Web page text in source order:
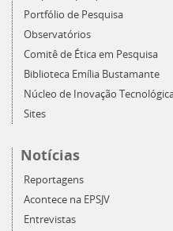
Portfólio de Pesquisa
Observatórios
Comitê de Ética em Pesquisa
Biblioteca Emília Bustamante
Núcleo de Inovação
Sites
Notícias
Reportagens
Acontece na EPSJV
Entrevistas